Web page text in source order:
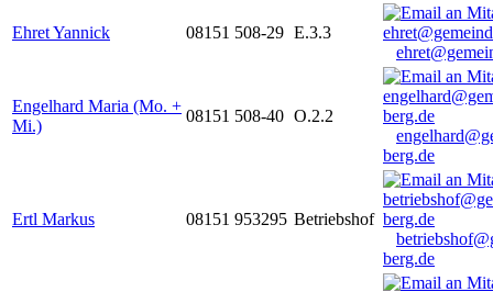
Ehret Yannick 08151 508-29 E.3.3
Engelhard Maria (Mo. +
Mi.)
08151 508-40 O.2.2
berg.de
Ertl Markus 08151 953295 Betriebshof
berg.de